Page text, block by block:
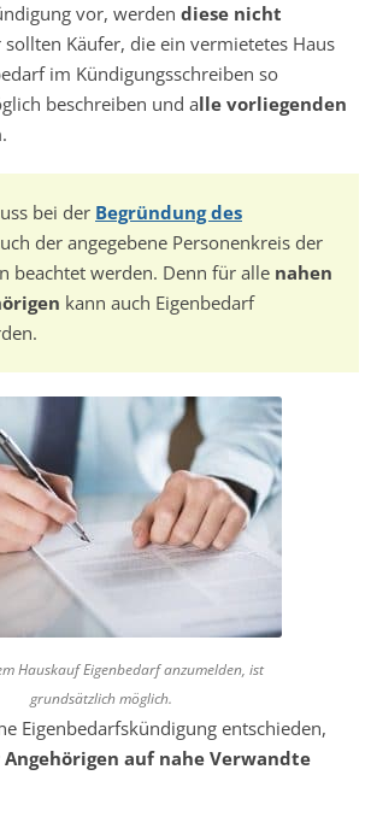
vor, werden diese nicht
sollten Käufer, die ein vermietetes Haus
im Kündigungsschreiben so
beschreiben und alle vorliegenden
.
bei der Begründung des
der angegebene Personenkreis der
beachtet werden. Denn für alle nahen
kann auch Eigenbedarf
Hauskauf Eigenbedarf anzumelden, ist
grundsätzlich möglich.
Eigenbedarfskündigung entschieden,
Angehörigen auf nahe Verwandte